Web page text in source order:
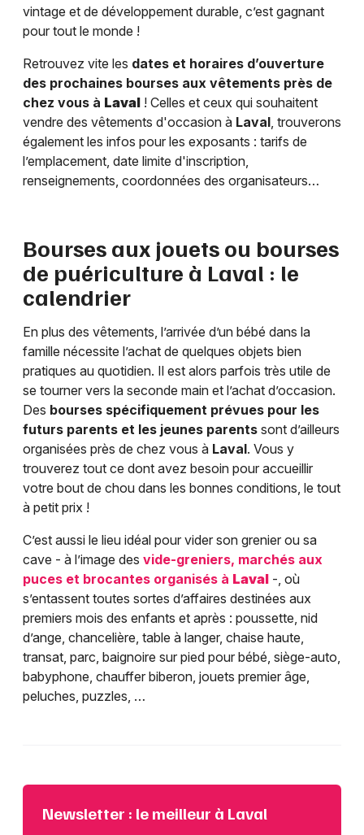
vintage et de développement durable, c’est gagnant
pour tout le monde !
Retrouvez vite les dates et horaires d’ouverture
des prochaines bourses aux vêtements près de
chez vous à Laval ! Celles et ceux qui souhaitent
vendre des vêtements d'occasion à Laval, trouverons
également les infos pour les exposants : tarifs de
l’emplacement, date limite d'inscription,
renseignements, coordonnées des organisateurs…
Bourses aux jouets ou bourses
de puériculture à Laval : le
calendrier
En plus des vêtements, l’arrivée d’un bébé dans la
famille nécessite l’achat de quelques objets bien
pratiques au quotidien. Il est alors parfois très utile de
se tourner vers la seconde main et l’achat d’occasion.
Des bourses spécifiquement prévues pour les
futurs parents et les jeunes parents sont d’ailleurs
organisées près de chez vous à Laval. Vous y
trouverez tout ce dont avez besoin pour accueillir
votre bout de chou dans les bonnes conditions, le tout
à petit prix !
C’est aussi le lieu idéal pour vider son grenier ou sa
cave - à l’image des vide-greniers, marchés aux
puces et brocantes organisés à Laval -, où
s’entassent toutes sortes d’affaires destinées aux
premiers mois des enfants et après : poussette, nid
d’ange, chancelière, table à langer, chaise haute,
transat, parc, baignoire sur pied pour bébé, siège-auto,
babyphone, chauffer biberon, jouets premier âge,
peluches, puzzles, …
Newsletter : le meilleur à Laval